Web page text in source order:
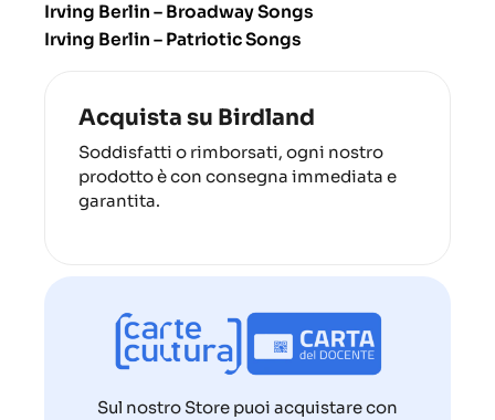
Irving Berlin – Broadway Songs
Irving Berlin – Patriotic Songs
Acquista su Birdland
Soddisfatti o rimborsati, ogni nostro
prodotto è con consegna immediata e
garantita.
Sul nostro Store puoi acquistare con